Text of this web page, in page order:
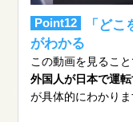
Point12
「ど
がわかる
この動画を見ること
外国人が日本で運
が具体的にわかりま